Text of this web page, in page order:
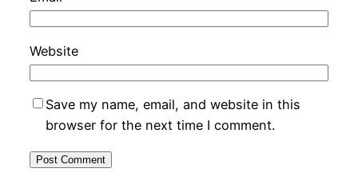
Website
Save my name, email, and website in this
browser for the next time I comment.